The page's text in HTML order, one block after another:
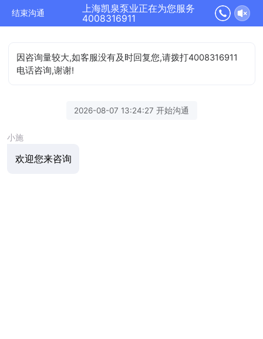
结束沟通
上海凯泉泵业正在为您服务
4008316911
因咨询量较大,如客服没有及时回复您,请拨打4008316911
电话咨询,谢谢!
2026-08-07 13:24:27 开始沟通
小施
欢迎您来咨询